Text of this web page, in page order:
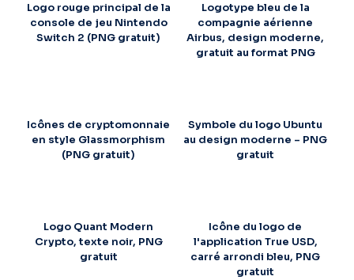
Logo rouge principal de la
console de jeu Nintendo
Switch 2 (PNG gratuit)
Logotype bleu de la
compagnie aérienne
Airbus, design moderne,
gratuit au format PNG
Icônes de cryptomonnaie
en style Glassmorphism
(PNG gratuit)
Symbole du logo Ubuntu
au design moderne – PNG
gratuit
Logo Quant Modern
Crypto, texte noir, PNG
gratuit
Icône du logo de
l'application True USD,
carré arrondi bleu, PNG
gratuit